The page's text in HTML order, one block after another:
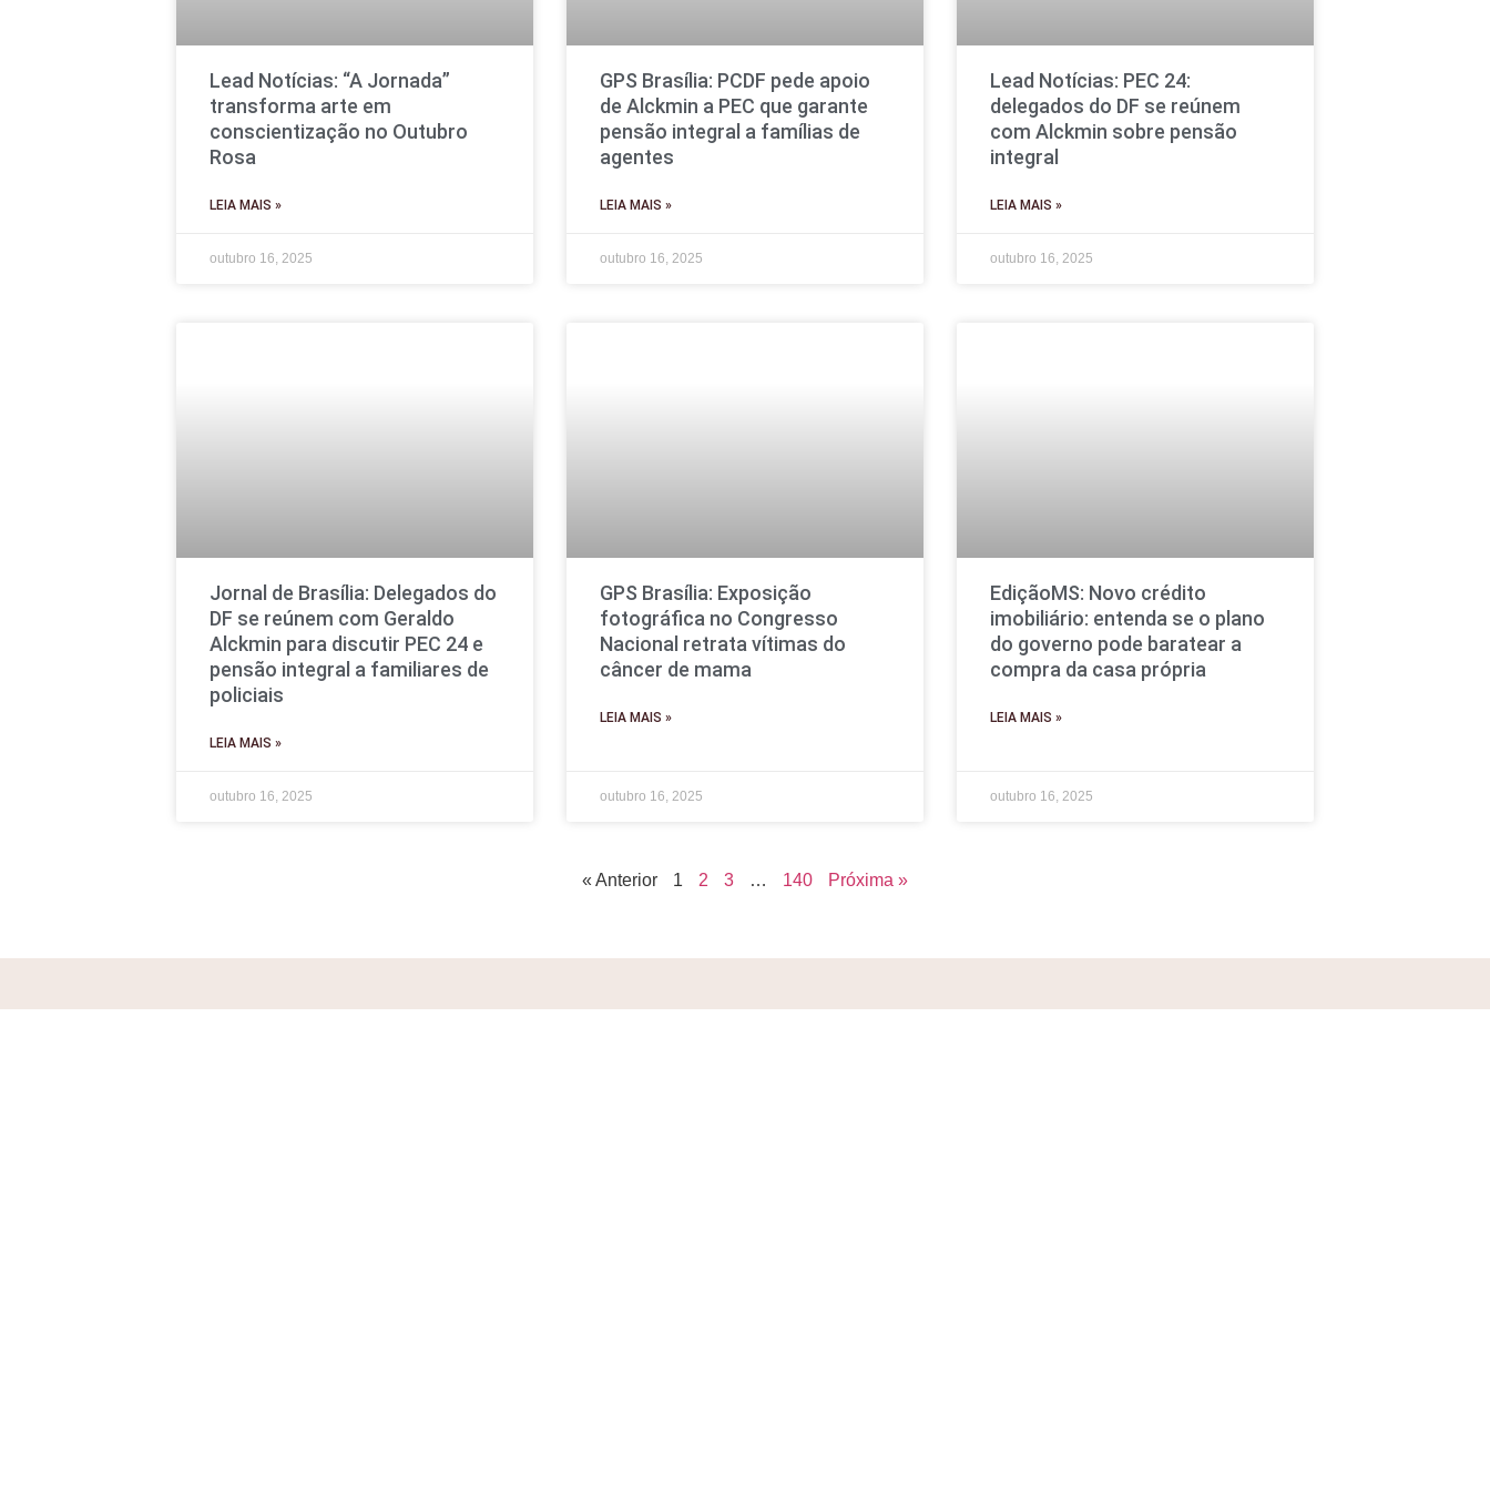
Lead Notícias: “A Jornada”
transforma arte em
conscientização no Outubro
Rosa
LEIA MAIS »
outubro 16, 2025
GPS Brasília: PCDF pede apoio
de Alckmin a PEC que garante
pensão integral a famílias de
agentes
LEIA MAIS »
outubro 16, 2025
Lead Notícias: PEC 24:
delegados do DF se reúnem
com Alckmin sobre pensão
integral
LEIA MAIS »
outubro 16, 2025
Jornal de Brasília: Delegados do
DF se reúnem com Geraldo
Alckmin para discutir PEC 24 e
pensão integral a familiares de
policiais
LEIA MAIS »
outubro 16, 2025
GPS Brasília: Exposição
fotográfica no Congresso
Nacional retrata vítimas do
câncer de mama
LEIA MAIS »
outubro 16, 2025
EdiçãoMS: Novo crédito
imobiliário: entenda se o plano
do governo pode baratear a
compra da casa própria
LEIA MAIS »
outubro 16, 2025
« Anterior 1 2 3 … 140 Próxima »